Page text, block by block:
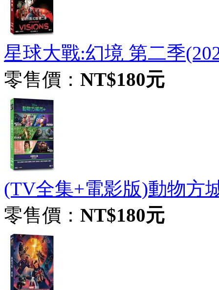
星球大戰:幻境 第二季
零售價： NT$180元
(TV全集+電影版)動物方
零售價： NT$180元